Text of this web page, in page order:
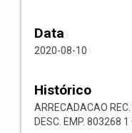
Data
2020-08-10
Histórico
ARRECADACAO
DESC. EMP. 803268 1